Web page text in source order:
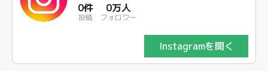
0件
投稿
0万人
フォロワー
Instagramを開く